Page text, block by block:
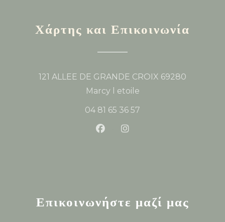
Χάρτης και Επικοινωνία
121 ALLEE DE GRANDE CROIX 69280
Marcy l etoile((ανοίγει σε νέο
04 81 65 36 57
Facebook ((ανοίγει σε νέο
Instagram ((ανοίγει σε
Επικοινωνήστε μαζί μας